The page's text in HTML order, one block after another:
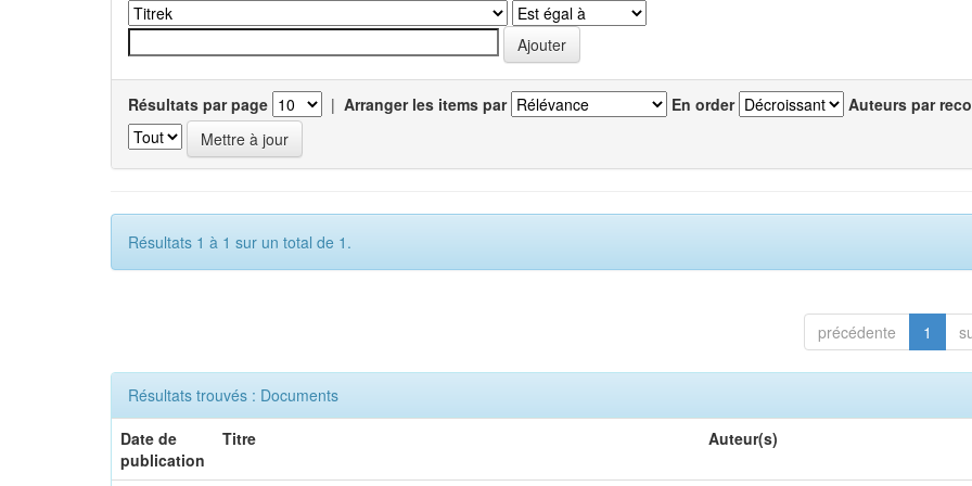
Résultats par page | Arranger les items par En order Auteurs par
Résultats 1 à 1 sur un total de 1.
précédente 1
Résultats trouvés : Documents
Date de
publication
Titre Auteur(s)